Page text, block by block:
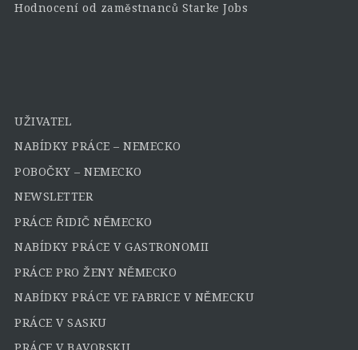
Hodnocení od zaměstnanců Starke Jobs
UŽIVATEL
NABÍDKY PRÁCE – NEMECKO
POBOČKY – NEMECKO
NEWSLETTER
PRÁCE ŘIDIČ NĚMECKO
NABÍDKY PRÁCE V GASTRONOMII
PRÁCE PRO ŽENY NĚMECKO
NABÍDKY PRÁCE VE FABRICE V NĚMECKU
PRÁCE V SASKU